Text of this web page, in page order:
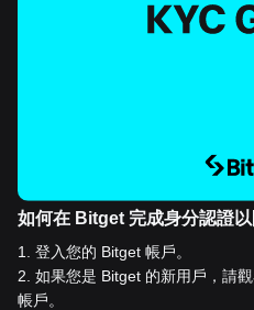
如何在 Bitget 完成身分認證
1
登入您的 Bitget 帳戶。
2 如果您是 Bitget 的新用戶，請
帳戶。